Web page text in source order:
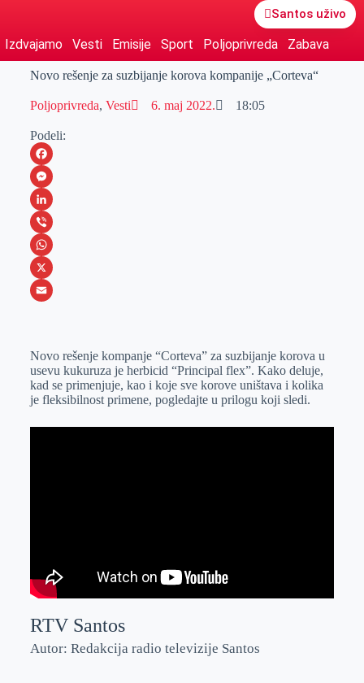
Santos uživo
Izdvajamo Vesti Emisije Sport Poljoprivreda Zabava
Novo rešenje za suzbijanje korova kompanije „Corteva“
Poljoprivreda, Vesti 6. maj 2022. 18:05
Podeli:
F
a
c
e
b
o
M
e
s
s
e
e
r
L
i
n
k
I
n
V
i
b
W
h
s
A
p
p
X
a
i
l
Novo rešenje kompanje “Corteva” za suzbijanje korova u
usevu kukuruza je herbicid “Principal flex”. Kako deluje,
kad se primenjuje, kao i koje sve korove uništava i kolika
je fleksibilnost primene, pogledajte u prilogu koji sledi.
RTV Santos
Autor: Redakcija radio televizije Santos